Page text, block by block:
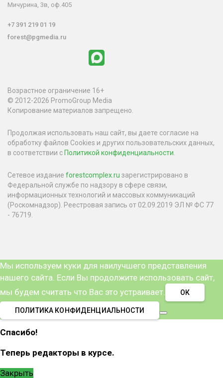
Мичурина, 3в, оф.405
+7 391 219 01 19
forest@pgmedia.ru
Возрастное ограничение 16+
© 2012-2026 PromoGroup Media
Копирование материалов запрещено.
Продолжая использовать наш сайт, вы даете согласие на
обработку файлов Cookies и других пользовательских данных,
в соответствии с Политикой конфиденциальности
Сетевое издание forestcomplex.ru зарегистрировано в
Федеральной службе по надзору в сфере связи,
информационных технологий и массовых коммуникаций
(Роскомнадзор). Реестровая запись от 02.09.2019 ЭЛ № ФС 77
- 76719.
Мы используем куки для наилучшего представления
нашего сайта. Если Вы продолжите использовать сайт,
мы будем считать что Вас это устраивает.
ОК
ПОЛИТИКА КОНФИДЕНЦИАЛЬНОСТИ
Спасибо!
Теперь редакторы в курсе.
Закрыть